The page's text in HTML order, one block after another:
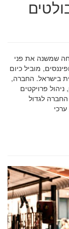
הצמיחה שמשנה את פני
מוביל כיום
בישראל. החברה,
פרויקטים
ב-2026 ממשיכה החברה לגדול